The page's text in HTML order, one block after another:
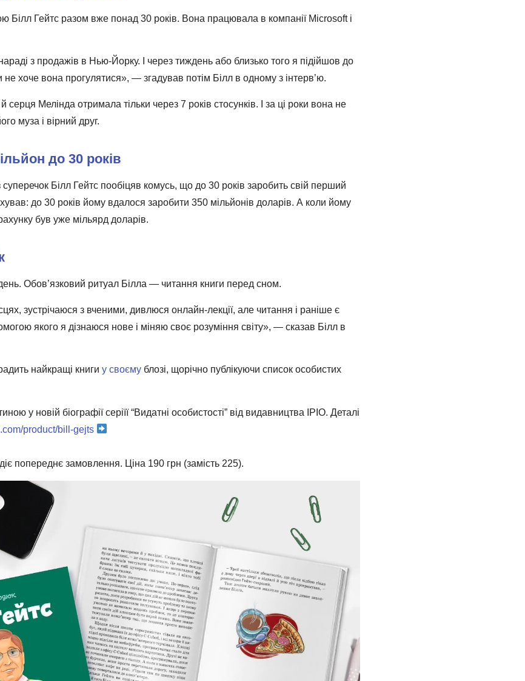
Білл Гейтс разом вже понад 30 років. Вона працювала в компанії Microsoft і
з продажів в Нью-Йорку. І через тиждень або близько того я підійшов до
не хоче вона прогулятися», ― згадував потім Білл в одному з інтерв’ю.
серця Мелінда отримала тільки через 7 років стосунків. І за ці роки вона не
муза і вірний друг.
до 30 років
суперечок Білл Гейтс пообіцяв комусь, що до 30 років заробить свій перший
до 30 років йому вдалося заробити 350 мільйонів доларів. А коли йому
був уже мільярд доларів.
Обов’язковий ритуал Білла ― читання книги перед сном.
зустрічаюся з вченими, дивлюся онлайн-лекції, але читання і раніше є
якого я дізнаюся нове і міняю своє розуміння світу», ― сказав Білл в
найкращі книги у своєму блозі, щорічно публікуючи список особистих
у новій біографії серіїї “Видатні особистості” від видавництва IPIO. Деталі
product/bill-gejts
попереднє замовлення. Ціна 190 грн (замість 225).